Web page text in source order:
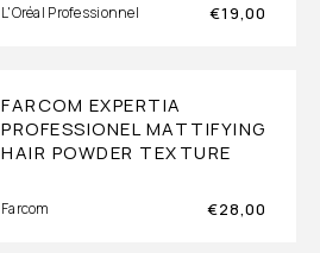
L'Oréal Professionnel €19,00
FARCOM EXPERTIA
PROFESSIONEL MATTIFYING
HAIR POWDER TEXTURE
Farcom €28,00